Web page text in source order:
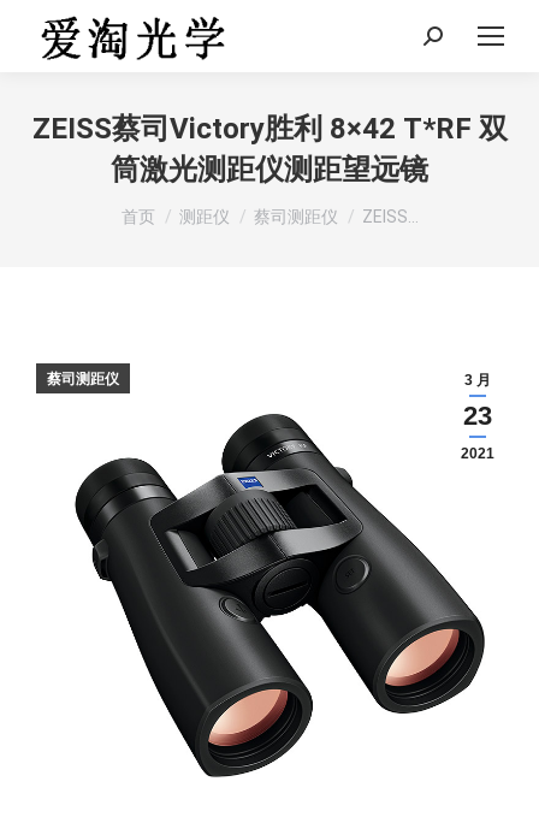
Search:
ZEISS蔡司Victory胜利 8×42 T*RF 双
筒激光测距仪测距望远镜
您在这里：
首页 测距仪 蔡司测距仪 ZEISS…
3 月
23
2021
蔡司测距仪